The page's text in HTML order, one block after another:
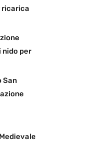
ricarica
nido per
San